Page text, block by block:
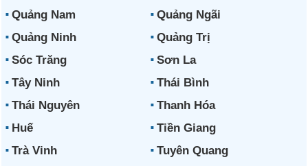
Quảng Nam
Quảng Ngãi
Quảng Ninh
Quảng Trị
Sóc Trăng
Sơn La
Tây Ninh
Thái Bình
Thái Nguyên
Thanh Hóa
Huế
Tiền Giang
Trà Vinh
Tuyên Quang